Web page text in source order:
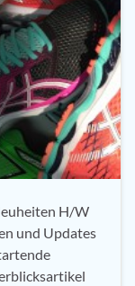
H/W
und Updates